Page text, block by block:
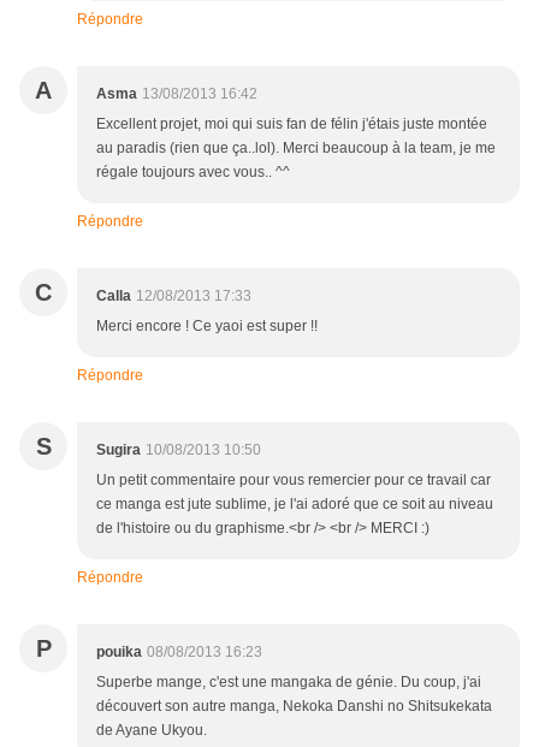
Répondre
A Asma 13/08/2013 16:42
Excellent projet, moi qui suis fan de félin j'étais juste montée
au paradis (rien que ça..lol). Merci beaucoup à la team, je me
régale toujours avec vous.. ^^
Répondre
C Calla 12/08/2013 17:33
Merci encore ! Ce yaoi est super !!
Répondre
S Sugira 10/08/2013 10:50
Un petit commentaire pour vous remercier pour ce travail car
ce manga est jute sublime, je l'ai adoré que ce soit au niveau
de l'histoire ou du graphisme.<br /> <br /> MERCI :)
Répondre
P pouika 08/08/2013 16:23
Superbe mange, c'est une mangaka de génie. Du coup, j'ai
découvert son autre manga, Nekoka Danshi no Shitsukekata
de Ayane Ukyou.